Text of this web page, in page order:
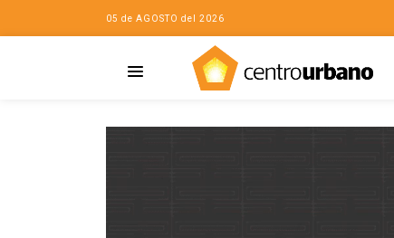
05 de AGOSTO del 2026